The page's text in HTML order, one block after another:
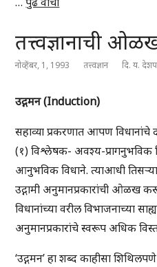
तत्त्वज्ञानाची
नोव्हेंबर, 1, 1993 तत्त्वज्ञान दि. य.
उद्गमन (Induction)
सहाव्या प्रकरणात आपण विधानांचे
(१) विश्लेषक- अवश्य-
आनुभविक विधाने. त्याआधी
उद्गामी अनुमानप्रकारांची ओळख
विधानांच्या वरील विभाजनाच्या
अनुमानप्रकारांचे स्वरूप अधिक
‘उद्गमन’ हा शब्द काहीसा